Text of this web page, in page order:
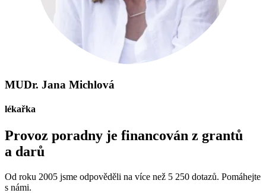
MUDr. Jana Michlová
lékařka
Provoz poradny je financován z grantů
a darů
Od roku 2005 jsme odpověděli na více než 5 250 dotazů. Pomáhejte
s námi.